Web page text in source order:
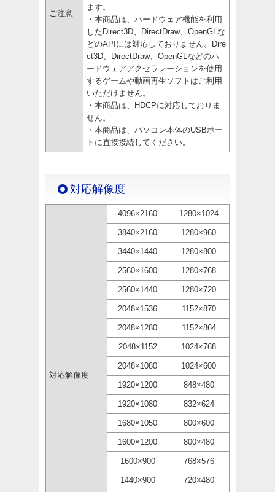
ご注意
ます。
・本商品は、ハードウェア機能を利用
したDirect3D、DirectDraw、OpenGLな
どのAPIには対応しておりません。Dire
ct3D、DirectDraw、OpenGLなどのハ
ードウェアアクセラレーションを使用
するゲームや動画再生ソフトはご利用
いただけません。
・本商品は、HDCPに対応しておりま
せん。
・本商品は、パソコン本体のUSBポー
トに直接接続してください。
対応解像度
対応解像度
4096×2160 1280×1024
3840×2160 1280×960
3440×1440 1280×800
2560×1600 1280×768
2560×1440 1280×720
2048×1536 1152×870
2048×1280 1152×864
2048×1152 1024×768
2048×1080 1024×600
1920×1200 848×480
1920×1080 832×624
1680×1050 800×600
1600×1200 800×480
1600×900 768×576
1440×900 720×480